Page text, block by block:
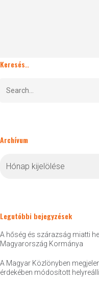
Keresés..
Archívum
Legutóbbi bejegyzések
A hőség és szárazság miatti
Magyarország Kormánya
A Magyar Közlönyben
érdekében módosított